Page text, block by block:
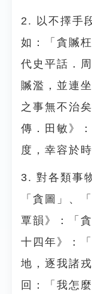
2. 以不擇手
如：「貪贓
代史平話．
贓濫，並連
之事無不治
傳．田敏》
度，幸容於時
3. 對各類事
「貪圖」、
覃韻》：「
十四年》：
地，逐我諸
回：「我怎